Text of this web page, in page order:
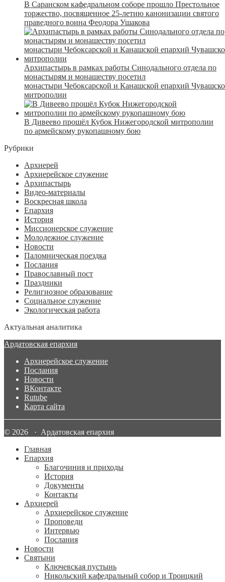
В Саранском кафедральном соборе прошло Престольное
торжество, посвященное 25-летию канонизации святого
праведного воина Феодора Ушакова
Архипастырь в рамках работы Синодального отдела по
монастырям и монашеству посетил
монастыри Чебоксарской и Канашской епархий
митрополии
В Дивеево прошёл Кубок Нижегородской митрополии
по армейскому рукопашному бою
Рубрики
Архиерей
Архиерейское служение
Архипастырь
Видео-материалы
Воскресная школа
Епархия
История
Миссионерское служение
Молодежное служение
Новости
Паломническая поездка
Послания
Православный пост
Праздники
Религиозное образование
Социальное служение
Экологическая работа
Актуальная аналитика
Ардатовская епархия
Архиерейское служение
Послания
Новости
ВКонтакте
Rutube
Карта сайта
© 2026 · Ардатовская епархия
Главная
Епархия
Благочиния и приходы
История
Документы
Контакты
Архиерей
Архиерейское служение
Проповеди
Интервью
Послания
Новости
Святыни
Ключевская пустынь
Никольский кафедральный собор и Троицкий